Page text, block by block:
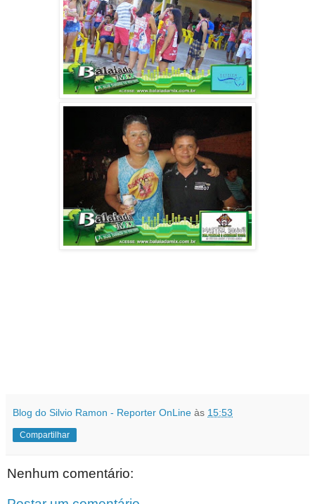
Blog do Silvio Ramon - Reporter OnLine às 15:53
Compartilhar
Nenhum comentário: